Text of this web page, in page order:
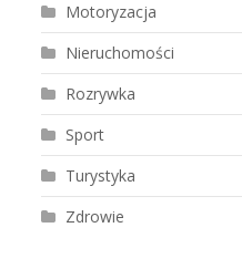
Motoryzacja
Nieruchomości
Rozrywka
Sport
Turystyka
Zdrowie